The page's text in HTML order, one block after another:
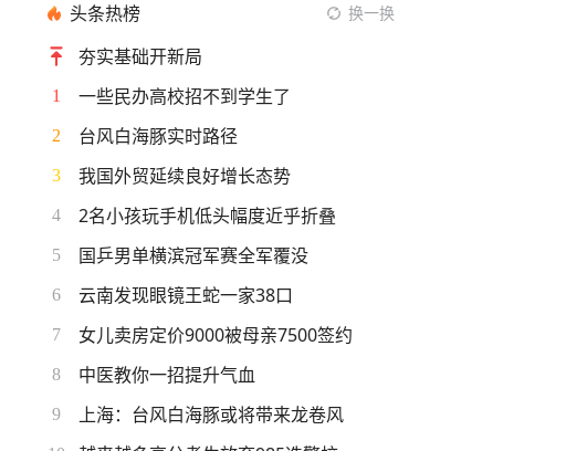
头条热榜 换一换
夯实基础开新局
1 一些民办高校招不到学生了
2 台风白海豚实时路径
3 我国外贸延续良好增长态势
4 2名小孩玩手机低头幅度近乎折叠
5 国乒男单横滨冠军赛全军覆没
6 云南发现眼镜王蛇一家38口
7 女儿卖房定价9000被母亲7500签约
8 中医教你一招提升气血
9 上海：台风白海豚或将带来龙卷风